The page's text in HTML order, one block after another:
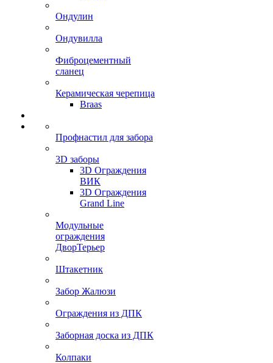
Ондулин
Ондувилла
Фиброцементный
сланец
Керамическая черепица
Braas
Профнастил для забора
3D заборы
3D Ограждения
ВИК
3D Ограждения
Grand Line
Модульные
ограждения
ДворТерьер
Штакетник
Забор Жалюзи
Ограждения из ДПК
Заборная доска из ДПК
Колпаки